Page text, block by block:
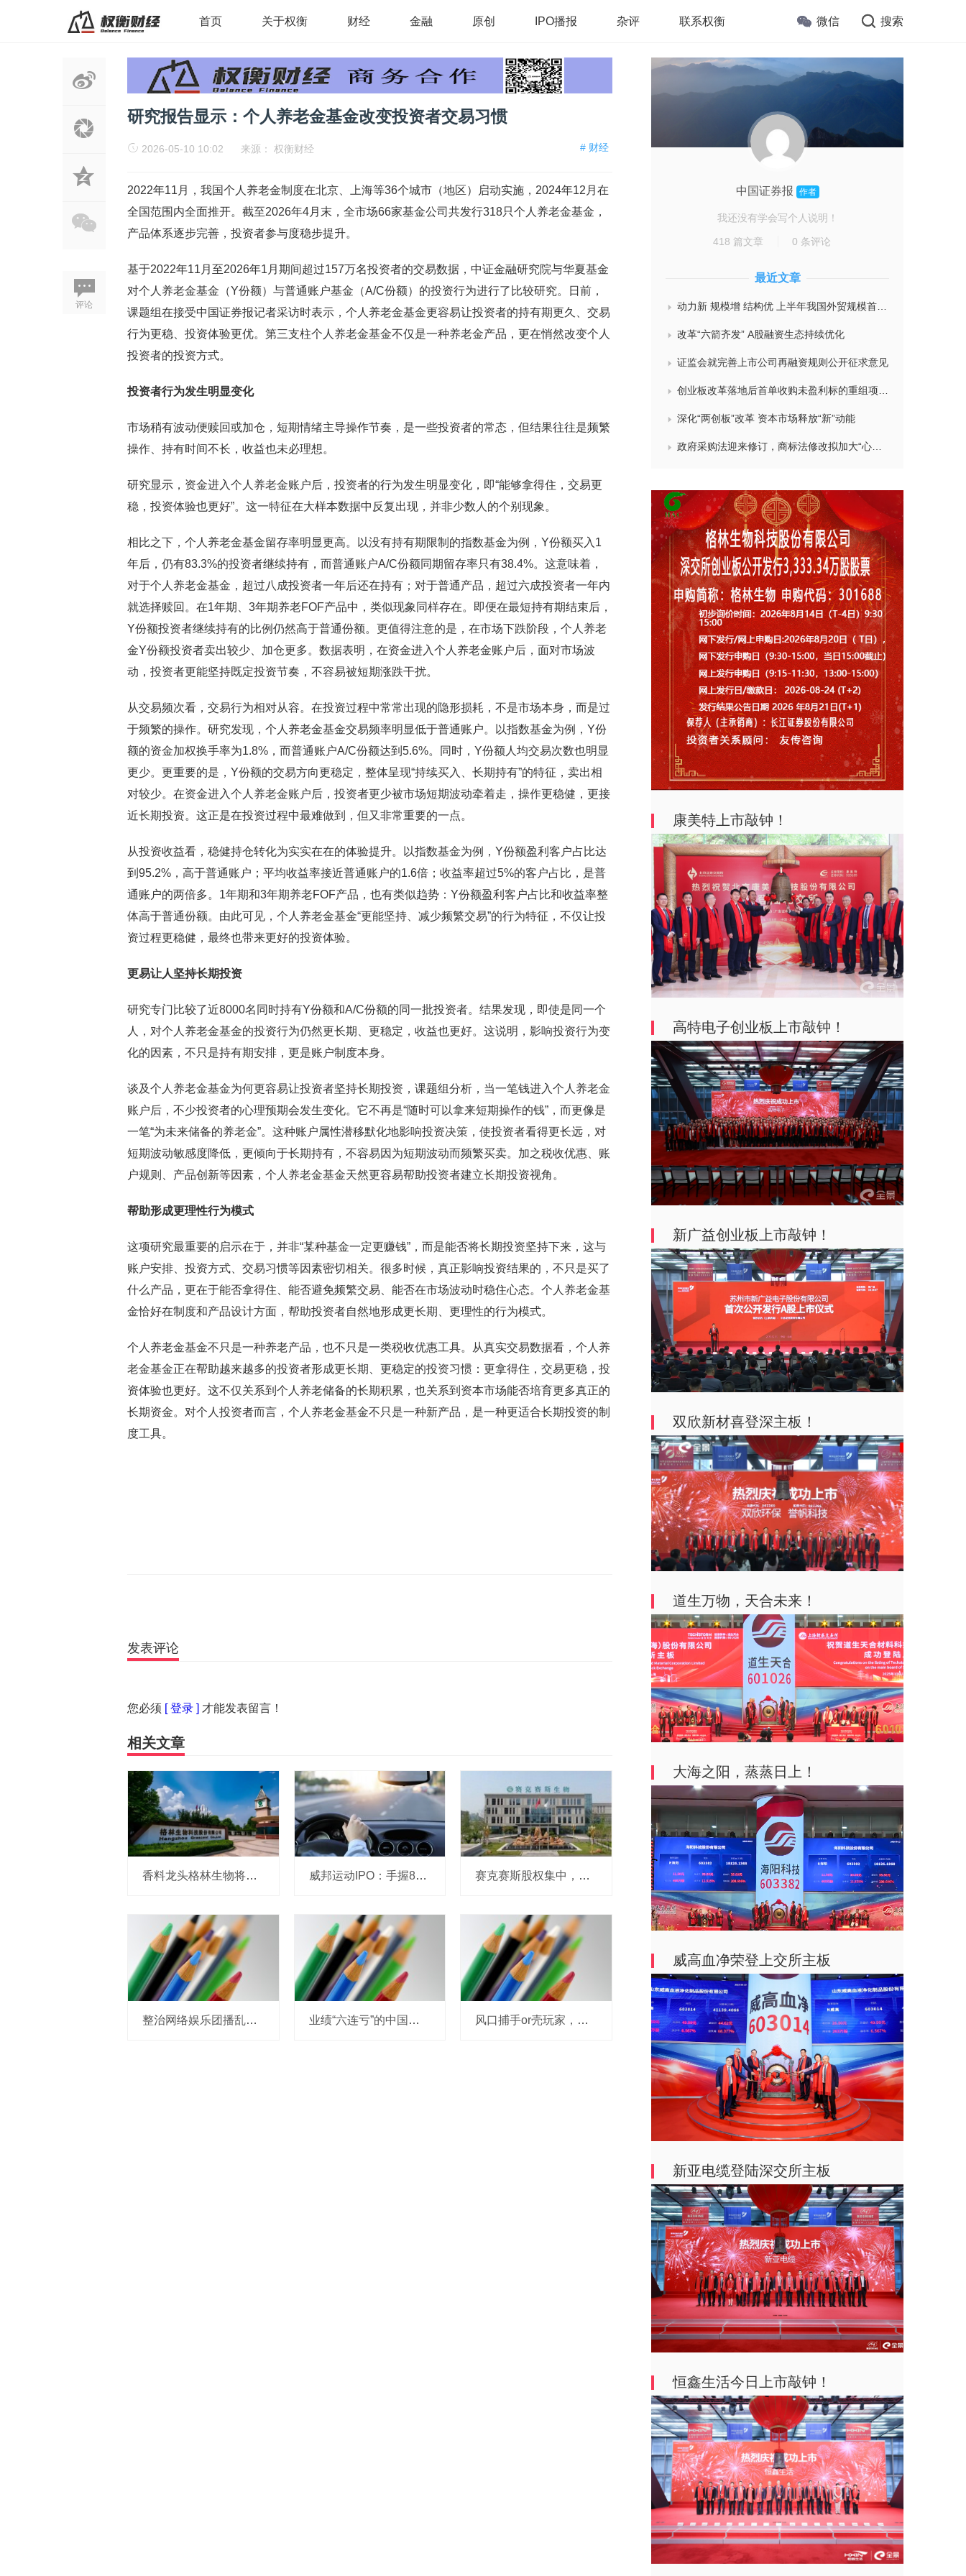
首页 关于权衡 财经 金融 原创 IPO播报 杂评 联系权衡 微信 搜索
评论
研究报告显示：个人养老金基金改变投资者交易习惯
# 财经
2026-05-10 10:02 来源： 权衡财经
2022年11月，我国个人养老金制度在北京、上海等36个城市（地区）启动实施，2024年12月在
全国范围内全面推开。截至2026年4月末，全市场66家基金公司共发行318只个人养老金基金，
产品体系逐步完善，投资者参与度稳步提升。
基于2022年11月至2026年1月期间超过157万名投资者的交易数据，中证金融研究院与华夏基金
对个人养老金基金（Y份额）与普通账户基金（A/C份额）的投资行为进行了比较研究。日前，
课题组在接受中国证券报记者采访时表示，个人养老金基金更容易让投资者的持有期更久、交易
行为更稳、投资体验更优。第三支柱个人养老金基金不仅是一种养老金产品，更在悄然改变个人
投资者的投资方式。
投资者行为发生明显变化
市场稍有波动便赎回或加仓，短期情绪主导操作节奏，是一些投资者的常态，但结果往往是频繁
操作、持有时间不长，收益也未必理想。
研究显示，资金进入个人养老金账户后，投资者的行为发生明显变化，即“能够拿得住，交易更
稳，投资体验也更好”。这一特征在大样本数据中反复出现，并非少数人的个别现象。
相比之下，个人养老金基金留存率明显更高。以没有持有期限制的指数基金为例，Y份额买入1
年后，仍有83.3%的投资者继续持有，而普通账户A/C份额同期留存率只有38.4%。这意味着，
对于个人养老金基金，超过八成投资者一年后还在持有；对于普通产品，超过六成投资者一年内
就选择赎回。在1年期、3年期养老FOF产品中，类似现象同样存在。即便在最短持有期结束后，
Y份额投资者继续持有的比例仍然高于普通份额。更值得注意的是，在市场下跌阶段，个人养老
金Y份额投资者卖出较少、加仓更多。数据表明，在资金进入个人养老金账户后，面对市场波
动，投资者更能坚持既定投资节奏，不容易被短期涨跌干扰。
从交易频次看，交易行为相对从容。在投资过程中常常出现的隐形损耗，不是市场本身，而是过
于频繁的操作。研究发现，个人养老金基金交易频率明显低于普通账户。以指数基金为例，Y份
额的资金加权换手率为1.8%，而普通账户A/C份额达到5.6%。同时，Y份额人均交易次数也明显
更少。更重要的是，Y份额的交易方向更稳定，整体呈现“持续买入、长期持有”的特征，卖出相
对较少。在资金进入个人养老金账户后，投资者更少被市场短期波动牵着走，操作更稳健，更接
近长期投资。这正是在投资过程中最难做到，但又非常重要的一点。
从投资收益看，稳健持仓转化为实实在在的体验提升。以指数基金为例，Y份额盈利客户占比达
到95.2%，高于普通账户；平均收益率接近普通账户的1.6倍；收益率超过5%的客户占比，是普
通账户的两倍多。1年期和3年期养老FOF产品，也有类似趋势：Y份额盈利客户占比和收益率整
体高于普通份额。由此可见，个人养老金基金“更能坚持、减少频繁交易”的行为特征，不仅让投
资过程更稳健，最终也带来更好的投资体验。
更易让人坚持长期投资
研究专门比较了近8000名同时持有Y份额和A/C份额的同一批投资者。结果发现，即使是同一个
人，对个人养老金基金的投资行为仍然更长期、更稳定，收益也更好。这说明，影响投资行为变
化的因素，不只是持有期安排，更是账户制度本身。
谈及个人养老金基金为何更容易让投资者坚持长期投资，课题组分析，当一笔钱进入个人养老金
账户后，不少投资者的心理预期会发生变化。它不再是“随时可以拿来短期操作的钱”，而更像是
一笔“为未来储备的养老金”。这种账户属性潜移默化地影响投资决策，使投资者看得更长远，对
短期波动敏感度降低，更倾向于长期持有，不容易因为短期波动而频繁买卖。加之税收优惠、账
户规则、产品创新等因素，个人养老金基金天然更容易帮助投资者建立长期投资视角。
帮助形成更理性行为模式
这项研究最重要的启示在于，并非“某种基金一定更赚钱”，而是能否将长期投资坚持下来，这与
账户安排、投资方式、交易习惯等因素密切相关。很多时候，真正影响投资结果的，不只是买了
什么产品，更在于能否拿得住、能否避免频繁交易、能否在市场波动时稳住心态。个人养老金基
金恰好在制度和产品设计方面，帮助投资者自然地形成更长期、更理性的行为模式。
个人养老金基金不只是一种养老产品，也不只是一类税收优惠工具。从真实交易数据看，个人养
老金基金正在帮助越来越多的投资者形成更长期、更稳定的投资习惯：更拿得住，交易更稳，投
资体验也更好。这不仅关系到个人养老储备的长期积累，也关系到资本市场能否培育更多真正的
长期资金。对个人投资者而言，个人养老金基金不只是一种新产品，是一种更适合长期投资的制
度工具。
发表评论
您必须 [ 登录 ] 才能发表留言！
相关文章
香料龙头格林生物将于20日申购！ 威邦运动IPO：手握8亿现金仍募资补流，实控人家族持股超99% 赛克赛斯股权集中，前番冲刺曾受警示，经销为主营收波动
整治网络娱乐团播乱象 中央网信办处置1840余个违规账号 业绩“六连亏”的中国东航：中报再预亏超18亿，高负债与流动性困局难解 风口捕手or壳玩家，狮头股份频繁转型为何难转运？
中国证券报 作者
我还没有学会写个人说明！
418 篇文章 0 条评论
最近文章
动力新 规模增 结构优 上半年我国外贸规模首次突破25万亿元
改革“六箭齐发” A股融资生态持续优化
证监会就完善上市公司再融资规则公开征求意见
创业板改革落地后首单收购未盈利标的重组项目过会
深化“两创板”改革 资本市场释放“新”动能
政府采购法迎来修订，商标法修改拟加大“心机商标”打击力度
康美特上市敲钟！
高特电子创业板上市敲钟！
新广益创业板上市敲钟！
双欣新材喜登深主板！
道生万物，天合未来！
大海之阳，蒸蒸日上！
威高血净荣登上交所主板
新亚电缆登陆深交所主板
恒鑫生活今日上市敲钟！